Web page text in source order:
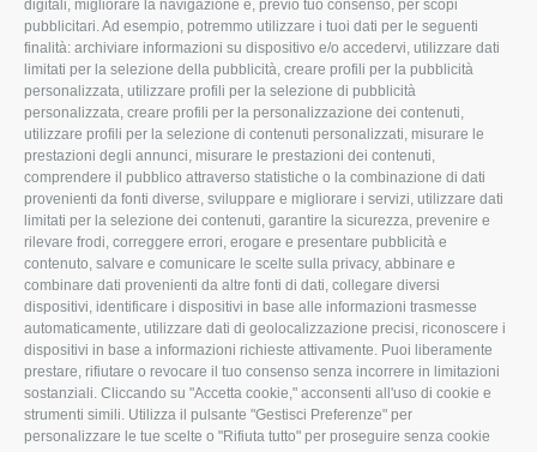
digitali, migliorare la navigazione e, previo tuo consenso, per scopi
pubblicitari. Ad esempio, potremmo utilizzare i tuoi dati per le seguenti
finalità: archiviare informazioni su dispositivo e/o accedervi, utilizzare dati
limitati per la selezione della pubblicità, creare profili per la pubblicità
personalizzata, utilizzare profili per la selezione di pubblicità
personalizzata, creare profili per la personalizzazione dei contenuti,
utilizzare profili per la selezione di contenuti personalizzati, misurare le
prestazioni degli annunci, misurare le prestazioni dei contenuti,
comprendere il pubblico attraverso statistiche o la combinazione di dati
provenienti da fonti diverse, sviluppare e migliorare i servizi, utilizzare dati
limitati per la selezione dei contenuti, garantire la sicurezza, prevenire e
rilevare frodi, correggere errori, erogare e presentare pubblicità e
contenuto, salvare e comunicare le scelte sulla privacy, abbinare e
combinare dati provenienti da altre fonti di dati, collegare diversi
dispositivi, identificare i dispositivi in base alle informazioni trasmesse
automaticamente, utilizzare dati di geolocalizzazione precisi, riconoscere i
dispositivi in base a informazioni richieste attivamente. Puoi liberamente
prestare, rifiutare o revocare il tuo consenso senza incorrere in limitazioni
sostanziali. Cliccando su "Accetta cookie," acconsenti all'uso di cookie e
strumenti simili. Utilizza il pulsante "Gestisci Preferenze" per
personalizzare le tue scelte o "Rifiuta tutto" per proseguire senza cookie
L'Associazione
Missione e Progetto
Organigramma aziendale
I Nostri Servizi
Uffici della Sede
provinciale
Le Sedi di Zona
Agricoltori S.r.l.
Whistleblowing
Confagricoltura Rovigo e
Agricoltori srl
Tecnico
Fiscale
Lavoro
Ambiente
Associazione
CONFAGRICOLTURA
ATTIVA
Notizie in evidenza
Eventi
Comunicati Stampa
Video